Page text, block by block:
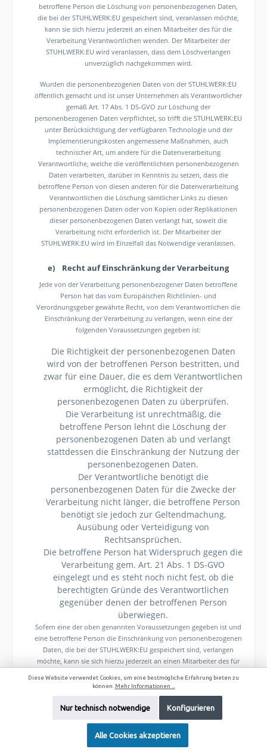
betroffene Person die Löschung von personenbezogenen Daten,
die bei der STUHLWERK:EU gespeichert sind, veranlassen möchte,
kann sie sich hierzu jederzeit an einen Mitarbeiter des für die
Verarbeitung Verantwortlichen wenden. Der Mitarbeiter der
STUHLWERK:EU wird veranlassen, dass dem Löschverlangen
unverzüglich nachgekommen wird.
Wurden die personenbezogenen Daten von der STUHLWERK:EU
öffentlich gemacht und ist unser Unternehmen als Verantwortlicher
gemäß Art. 17 Abs. 1 DS-GVO zur Löschung der
personenbezogenen Daten verpflichtet, so trifft die STUHLWERK:EU
unter Berücksichtigung der verfügbaren Technologie und der
Implementierungskosten angemessene Maßnahmen, auch
technischer Art, um andere für die Datenverarbeitung
Verantwortliche, welche die veröffentlichten personenbezogenen
Daten verarbeiten, darüber in Kenntnis zu setzen, dass die
betroffene Person von diesen anderen für die Datenverarbeitung
Verantwortlichen die Löschung sämtlicher Links zu diesen
personenbezogenen Daten oder von Kopien oder Replikationen
dieser personenbezogenen Daten verlangt hat, soweit die
Verarbeitung nicht erforderlich ist. Der Mitarbeiter der
STUHLWERK:EU wird im Einzelfall das Notwendige veranlassen.
e) Recht auf Einschränkung der Verarbeitung
Jede von der Verarbeitung personenbezogener Daten betroffene
Person hat das vom Europäischen Richtlinien- und
Verordnungsgeber gewährte Recht, von dem Verantwortlichen die
Einschränkung der Verarbeitung zu verlangen, wenn eine der
folgenden Voraussetzungen gegeben ist:
Die Richtigkeit der personenbezogenen Daten
wird von der betroffenen Person bestritten, und
zwar für eine Dauer, die es dem Verantwortlichen
ermöglicht, die Richtigkeit der
personenbezogenen Daten zu überprüfen.
Die Verarbeitung ist unrechtmäßig, die
betroffene Person lehnt die Löschung der
personenbezogenen Daten ab und verlangt
stattdessen die Einschränkung der Nutzung der
personenbezogenen Daten.
Der Verantwortliche benötigt die
personenbezogenen Daten für die Zwecke der
Verarbeitung nicht länger, die betroffene Person
benötigt sie jedoch zur Geltendmachung,
Ausübung oder Verteidigung von
Rechtsansprüchen.
Die betroffene Person hat Widerspruch gegen die
Verarbeitung gem. Art. 21 Abs. 1 DS-GVO
eingelegt und es steht noch nicht fest, ob die
berechtigten Gründe des Verantwortlichen
gegenüber denen der betroffenen Person
überwiegen.
Sofern eine der oben genannten Voraussetzungen gegeben ist und
eine betroffene Person die Einschränkung von personenbezogenen
Daten, die bei der STUHLWERK:EU gespeichert sind, verlangen
möchte, kann sie sich hierzu jederzeit an einen Mitarbeiter des für
STUHLWERK:EU wird die Einschränkung der Verarbeitung
f) Recht auf Datenübertragbarkeit
Jede von der Verarbeitung personenbezogener Daten betroffene
Person hat das vom Europäischen Richtlinien- und
Diese Website verwendet Cookies, um eine bestmögliche Erfahrung bieten zu
können. Mehr Informationen ...
Nur technisch notwendige Konfigurieren
Alle Cookies akzeptieren